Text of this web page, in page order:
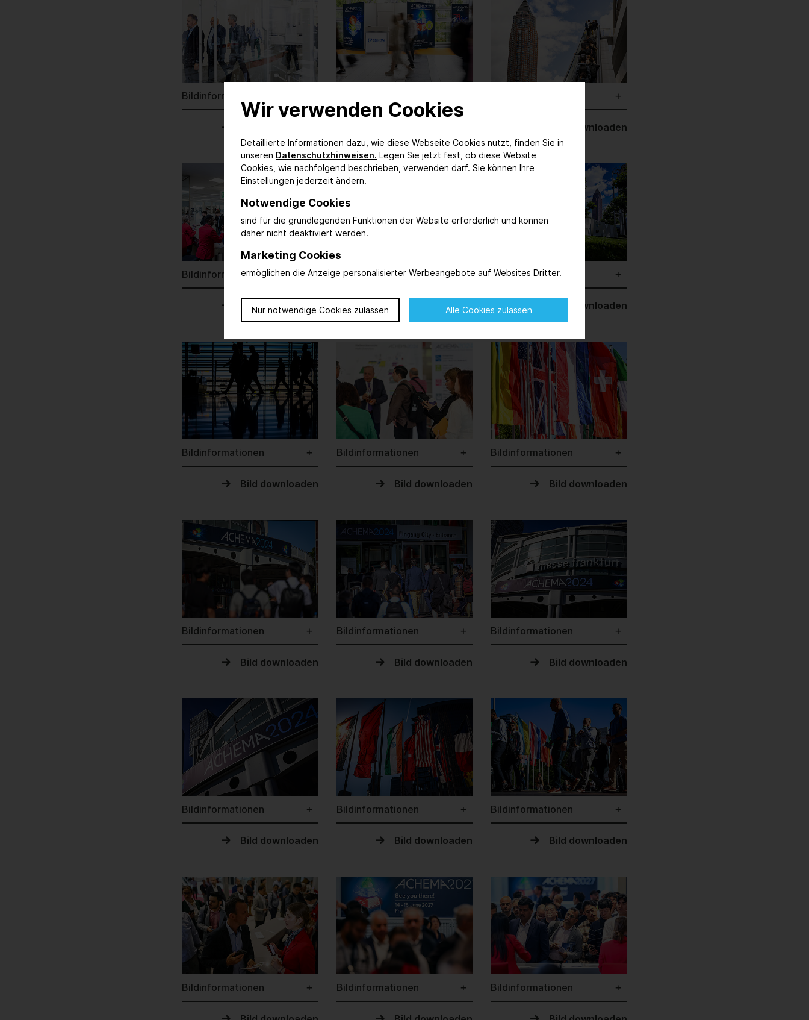
Wir verwenden Cookies
Detaillierte Informationen dazu, wie diese Webseite Cookies nutzt, finden Sie in
unseren Datenschutzhinweisen. Legen Sie jetzt fest, ob diese Website
Cookies, wie nachfolgend beschrieben, verwenden darf. Sie können Ihre
Einstellungen jederzeit ändern.
Notwendige Cookies
sind für die grundlegenden Funktionen der Website erforderlich und können
daher nicht deaktiviert werden.
Marketing Cookies
ermöglichen die Anzeige personalisierter Werbeangebote auf Websites Dritter.
Nur notwendige Cookies zulassen Alle Cookies zulassen
Bildinformationen
Bild downloaden
Bildinformationen
Bild downloaden
Bildinformationen
Bild downloaden
Bildinformationen
Bild downloaden
Bildinformationen
Bild downloaden
Bildinformationen
Bild downloaden
Bildinformationen
Bild downloaden
Bildinformationen
Bild downloaden
Bildinformationen
Bild downloaden
Bildinformationen
Bild downloaden
Bildinformationen
Bild downloaden
Bildinformationen
Bild downloaden
Bildinformationen
Bild downloaden
Bildinformationen Bildinformationen Bildinformationen